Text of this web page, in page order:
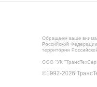
Обращаем ваше
Российской
территории
ООО "УК
©1992-2026